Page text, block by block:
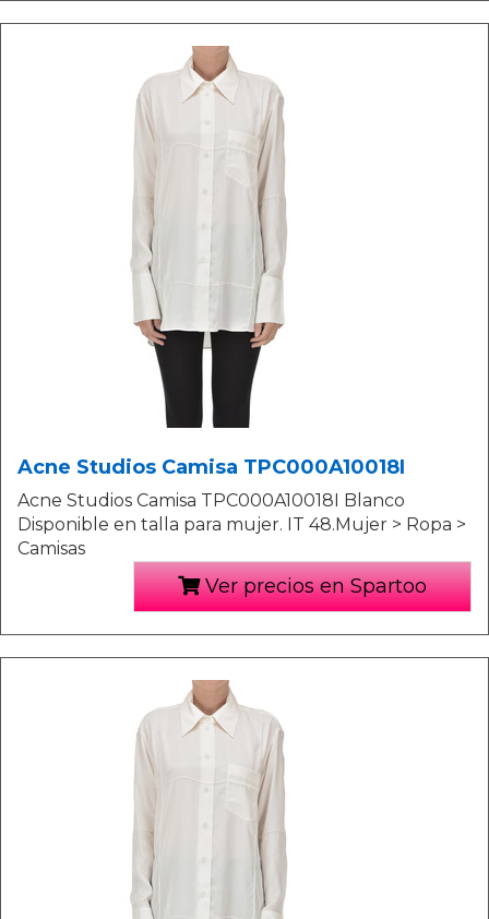
Acne Studios Camisa TPC000A10018I
Acne Studios Camisa TPC000A10018I Blanco
Disponible en talla para mujer. IT 48.Mujer > Ropa >
Camisas
Ver precios en Spartoo